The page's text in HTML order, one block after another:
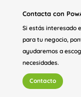
Contacta con
Si estás interesado
para tu negocio,
ayudaremos a
necesidades.
Contacto